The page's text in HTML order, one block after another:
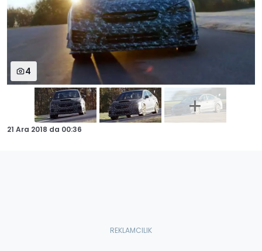
4
21 Ara 2018 da 00:36